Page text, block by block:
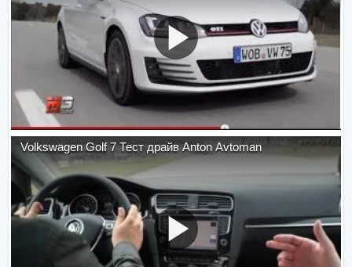
Volkswagen Golf 7 Тест драйв Anton Avtoman